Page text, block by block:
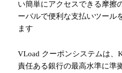
い簡単にアクセスできる摩擦
ーバルで便利な支払いツール
ます
VLoad クーポンシステムは、
責任ある銀行の最高水準に準